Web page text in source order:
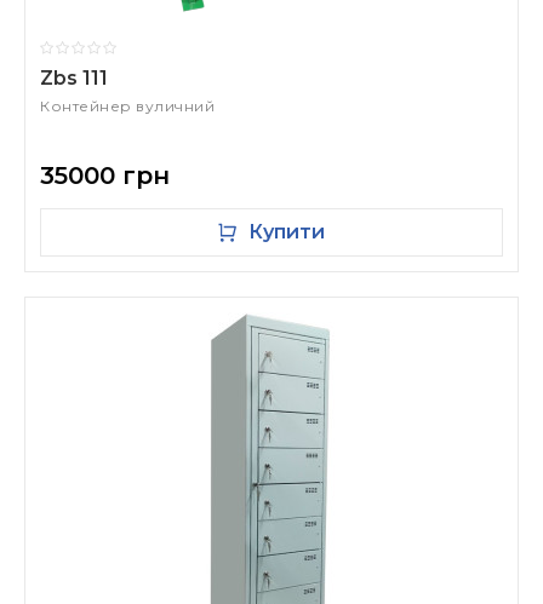
Zbs 111
Контейнер вуличний
35000 грн
Купити